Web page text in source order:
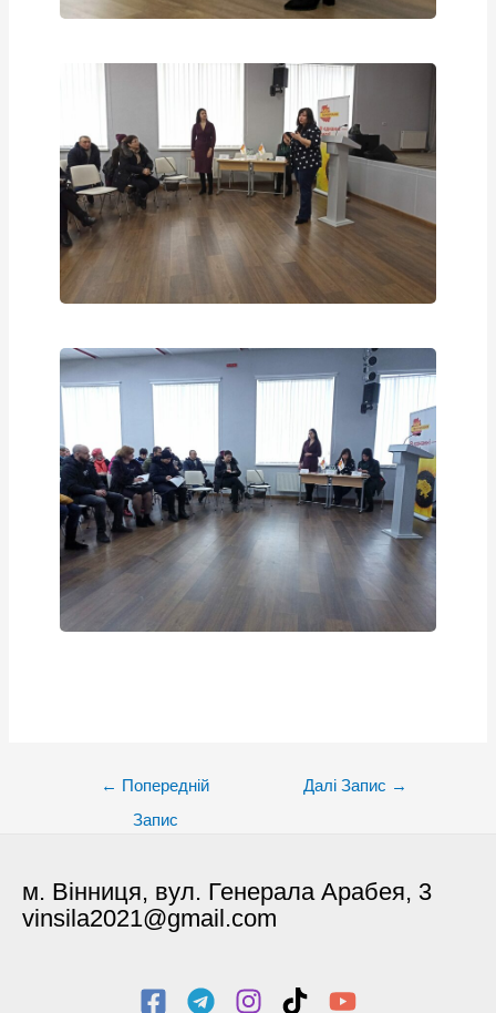
← Попередній
Запис
Далі Запис →
м. Вінниця, вул. Генерала Арабея, 3
vinsila2021@gmail.com